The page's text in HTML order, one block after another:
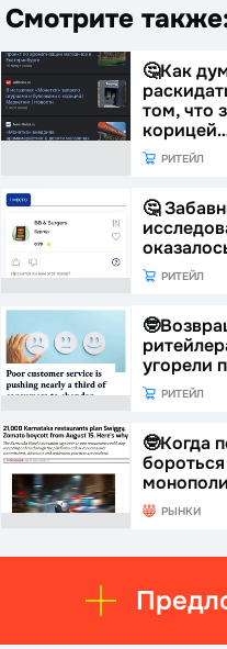
Смотрите
🤔Как
том, что
РИТЕЙЛ
🤔
РИТЕЙЛ
угорели
РИТЕЙЛ
🤓Когда
РЫНКИ